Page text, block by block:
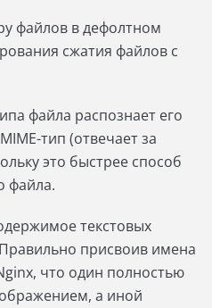
файлов в дефолтном
сжатия файлов с
файла распознает его
тип (отвечает за
это быстрее способ
файла.
текстовых
присвоив имена
что один полностью
а иной